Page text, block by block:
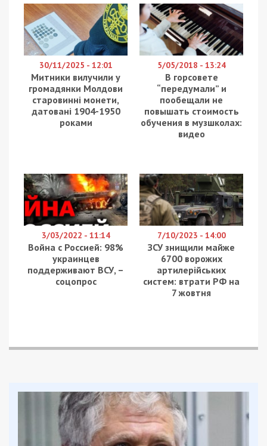
30/11/2025 - 12:01
Митники вилучили у
громадянки Молдови
старовинні монети,
датовані 1904-1950
роками
5/05/2018 - 13:24
В горсовете
“передумали” и
пообещали не
повышать стоимость
обучения в музшколах:
видео
3/03/2022 - 11:14
Война с Россией: 98%
украинцев
поддерживают ВСУ, –
соцопрос
7/10/2023 - 14:00
ЗСУ знищили майже
6700 ворожих
артилерійських
систем: втрати РФ на
7 жовтня